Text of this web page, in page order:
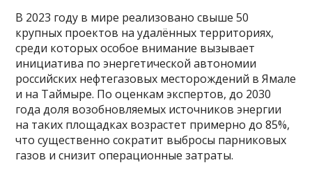
В 2023 году в мире реализовано свыше 50
крупных проектов на удалённых территориях,
среди которых особое внимание вызывает
инициатива по энергетической автономии
российских нефтегазовых месторождений в Ямале
и на Таймыре. По оценкам экспертов, до 2030
года доля возобновляемых источников энергии
на таких площадках возрастет примерно до 85%,
что существенно сократит выбросы парниковых
газов и снизит операционные затраты.